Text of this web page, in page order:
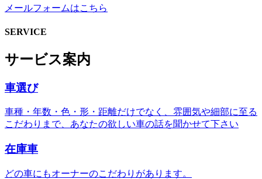
メールフォームはこちら
SERVICE
サービス案内
車選び
車種・年数・色・形・距離だけでなく、雰囲気や細部に至る
こだわりまで、あなたの欲しい車の話を聞かせて下さい
在庫車
どの車にもオーナーのこだわりがあります。